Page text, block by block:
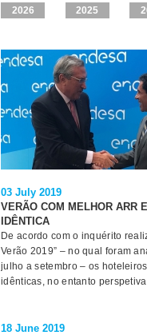
2026 2025
03 July 2019
VERÃO COM MELHOR ARR
IDÊNTICA
De acordo com o inquérito
Verão 2019” – no qual foram
julho a setembro – os
idênticas, no entanto
18 June 2019